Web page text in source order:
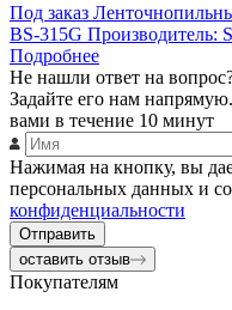
Под заказ
BS-315G Производитель:
Подробнее
Не нашли ответ на
Задайте его нам
вами в течение 10 минут
Нажимая на кнопку, вы
персональных данных и
конфиденциальности
Отправить
оставить отзыв
Покупателям